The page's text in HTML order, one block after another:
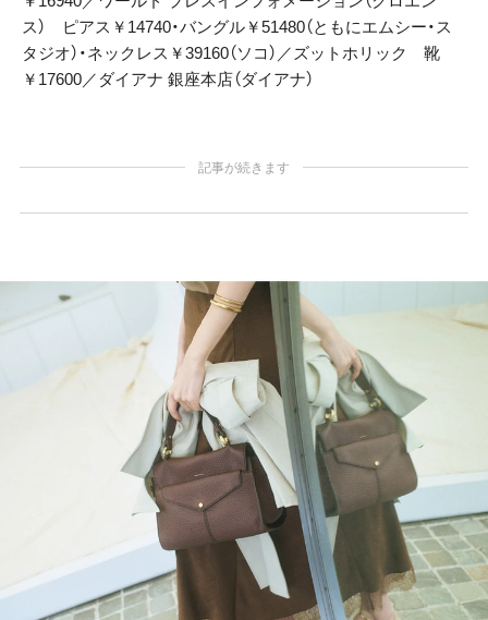
ス） ピアス￥14740・バングル￥51480（ともにエムシー・ス
タジオ）・ネックレス￥39160（ソコ）／ズットホリック 靴
￥17600／ダイアナ 銀座本店（ダイアナ）
記事が続きます